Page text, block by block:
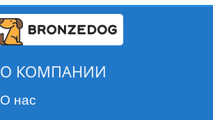
О КОМПАНИИ
О нас